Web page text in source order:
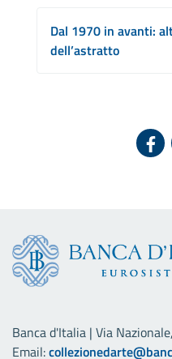
Dal 1970 in avanti:
dell’astratto
Banca d'Italia | Via
Email: